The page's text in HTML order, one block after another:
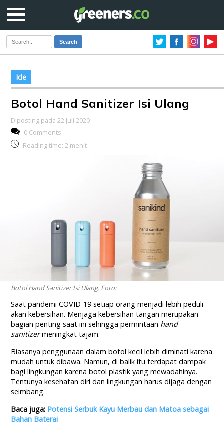
Search
Ide
Botol Hand Sanitizer Isi Ulang
Diposting pada 22 Juli 2020
0 Comments
Reading time: 2 menit
Botol Hand Sanitizer Isi Ulang. Foto:
Saat pandemi COVID-19 setiap orang menjadi lebih peduli
akan kebersihan. Menjaga kebersihan tangan merupakan
bagian penting saat ini sehingga permintaan hand
sanitizer meningkat tajam.
Biasanya penggunaan dalam botol kecil lebih diminati karena
mudah untuk dibawa. Namun, di balik itu terdapat dampak
bagi lingkungan karena botol plastik yang mewadahinya.
Tentunya kesehatan diri dan lingkungan harus dijaga dengan
seimbang.
Baca juga: Potensi Serbuk Kayu Merbau dan Matoa sebagai
Bahan Baterai